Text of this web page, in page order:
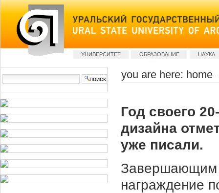
Skip
to
content
Sections
УНИВЕРСИТЕТ ОБРАЗОВАНИЕ НАУКА
search…
you are here: home
Год своего
дизайна
уже писали.
Завершающим
награждение